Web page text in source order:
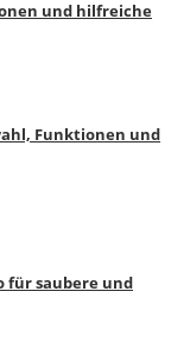
und hilfreiche
Funktionen und
für saubere und